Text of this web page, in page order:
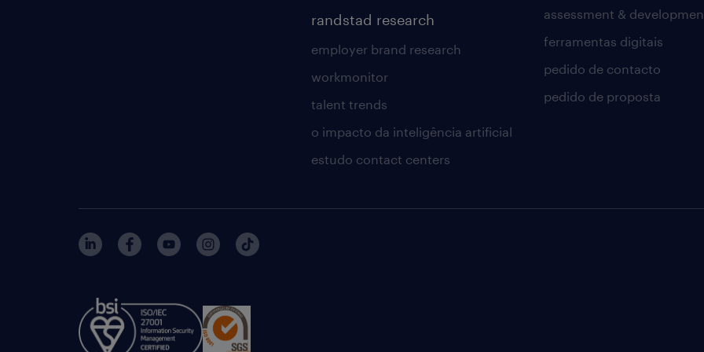
randstad research
employer brand research
workmonitor
talent trends
o impacto da inteligência artificial
estudo contact centers
assessment &
ferramentas digitais
pedido de contacto
pedido de proposta